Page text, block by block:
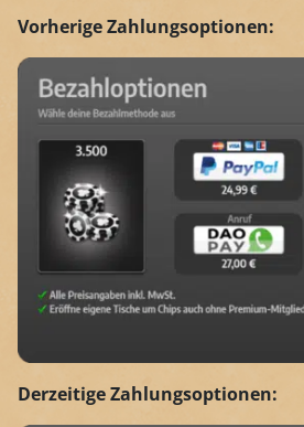
Vorherige Zahlungsoptionen:
Derzeitige Zahlungsoptionen: